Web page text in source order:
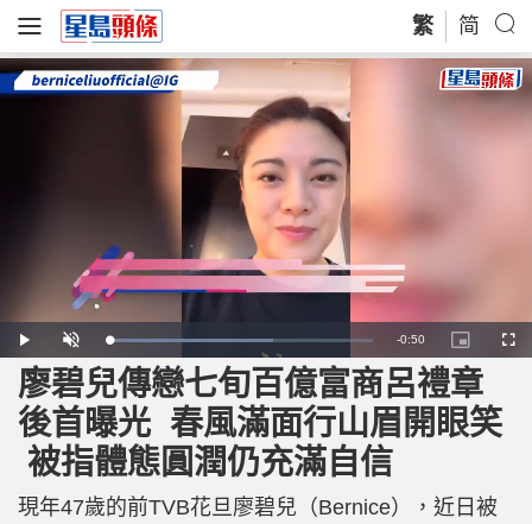
繁 简
P
l
a
y
U
n
m
u
t
e
L
o
a
d
e
:
6
2
6
5
R
e
m
-0:50
P
i
c
t
u
r
e
-
c
t
F
u
廖碧兒傳戀七旬百億富商呂禮章
後首曝光 春風滿面行山眉開眼笑
被指體態圓潤仍充滿自信
現年47歲的前TVB花旦廖碧兒（Bernice），近日被